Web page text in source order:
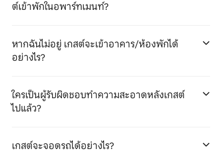
ต์เข้าพักในอพาร์ทเมนท์?
หากฉันไม่อยู่ เกสต์จะเข้าอาคาร/ห้องพักได้
อย่างไร?
ใครเป็นผู้รับผิดชอบทำความสะอาดหลังเกสต์
ไปแล้ว?
เกสต์จะจอดรถได้อย่างไร?